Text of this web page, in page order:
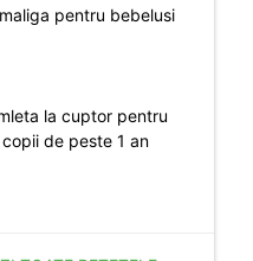
pentru bebelusi
la cuptor pentru
copii de peste 1 an